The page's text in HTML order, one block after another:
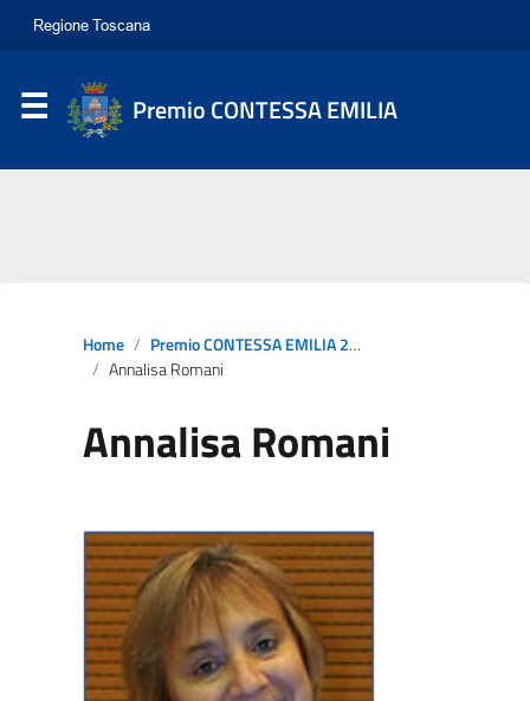
Premio CONTESSA EMILIA
Home
Premio CONTESSA EMILIA 2022
Annalisa Romani
Annalisa Romani